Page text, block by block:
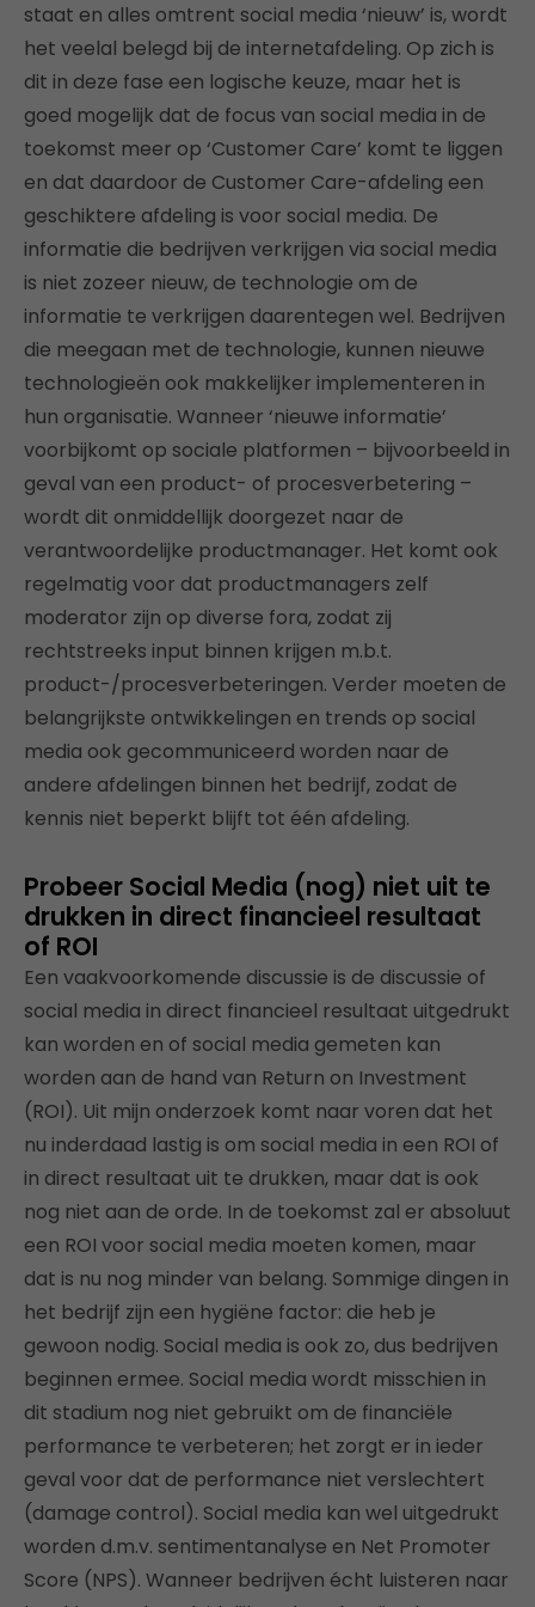
staat en alles omtrent social media ‘nieuw’ is, wordt
het veelal belegd bij de internetafdeling. Op zich is
dit in deze fase een logische keuze, maar het is
goed mogelijk dat de focus van social media in de
toekomst meer op ‘Customer Care’ komt te liggen
en dat daardoor de Customer Care-afdeling een
geschiktere afdeling is voor social media. De
informatie die bedrijven verkrijgen via social media
is niet zozeer nieuw, de technologie om de
informatie te verkrijgen daarentegen wel. Bedrijven
die meegaan met de technologie, kunnen nieuwe
technologieën ook makkelijker implementeren in
hun organisatie. Wanneer ‘nieuwe informatie’
voorbijkomt op sociale platformen – bijvoorbeeld in
geval van een product- of procesverbetering –
wordt dit onmiddellijk doorgezet naar de
verantwoordelijke productmanager. Het komt ook
regelmatig voor dat productmanagers zelf
moderator zijn op diverse fora, zodat zij
rechtstreeks input binnen krijgen m.b.t.
product-/procesverbeteringen. Verder moeten de
belangrijkste ontwikkelingen en trends op social
media ook gecommuniceerd worden naar de
andere afdelingen binnen het bedrijf, zodat de
kennis niet beperkt blijft tot één afdeling.
Probeer Social Media (nog) niet uit te
drukken in direct financieel resultaat
of ROI
Een vaakvoorkomende discussie is de discussie of
social media in direct financieel resultaat uitgedrukt
kan worden en of social media gemeten kan
worden aan de hand van Return on Investment
(ROI). Uit mijn onderzoek komt naar voren dat het
nu inderdaad lastig is om social media in een ROI of
in direct resultaat uit te drukken, maar dat is ook
nog niet aan de orde. In de toekomst zal er absoluut
een ROI voor social media moeten komen, maar
dat is nu nog minder van belang. Sommige dingen in
het bedrijf zijn een hygiëne factor: die heb je
gewoon nodig. Social media is ook zo, dus bedrijven
beginnen ermee. Social media wordt misschien in
dit stadium nog niet gebruikt om de financiële
performance te verbeteren; het zorgt er in ieder
geval voor dat de performance niet verslechtert
(damage control). Social media kan wel uitgedrukt
worden d.m.v. sentimentanalyse en Net Promoter
Score (NPS). Wanneer bedrijven écht luisteren naar